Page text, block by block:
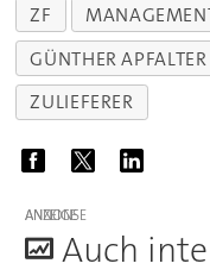
ZF
GÜNTHER APFALTER
ZULIEFERER
ANZEIGE
Auch